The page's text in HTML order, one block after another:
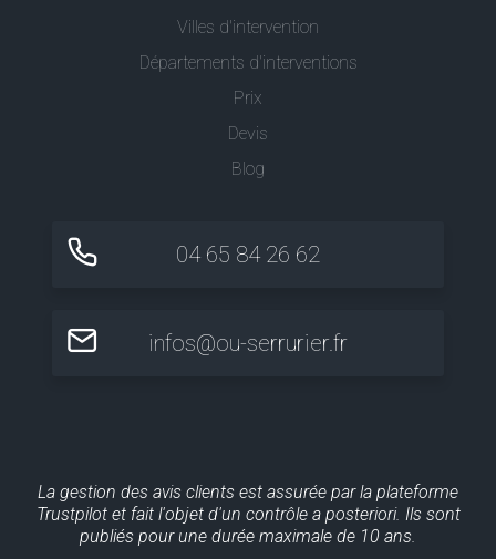
Villes d'intervention
Départements d'interventions
Prix
Devis
Blog
04 65 84 26 62
infos@ou-serrurier.fr
La gestion des avis clients est assurée par la plateforme
Trustpilot et fait l'objet d'un contrôle a posteriori. Ils sont
publiés pour une durée maximale de 10 ans.